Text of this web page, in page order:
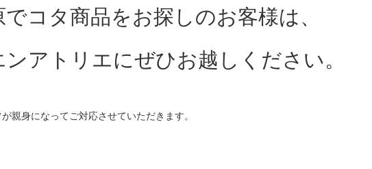
コタ商品をお探しのお客様は、
ンアトリエにぜひお越しください。
親身になってご対応させていただきます。